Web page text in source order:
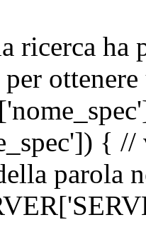
ricerca ha
{
parola